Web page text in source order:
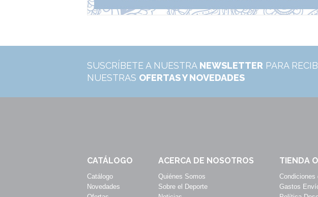
SUSCRÍBETE A NUESTRA NEWSLETTER PARA
NUESTRAS OFERTAS Y NOVEDADES
CATÁLOGO
Catálogo
Novedades
ACERCA DE NOSOTROS
Quiénes Somos
Sobre el Deporte
TIENDA
Condiciones
Gastos